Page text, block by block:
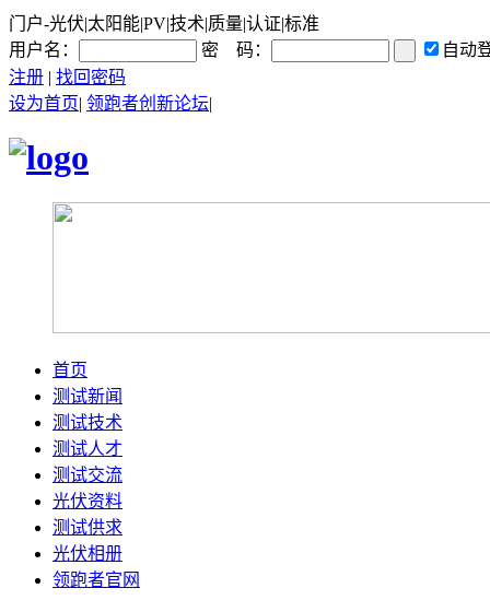
门户-光伏|太阳能|PV|技术|质量|认证|标准
用户名：
密 码：
自动
注册 | 找回密码
设为首页| 领跑者创新论坛|
首页
测试新闻
测试技术
测试人才
测试交流
光伏资料
测试供求
光伏相册
领跑者官网